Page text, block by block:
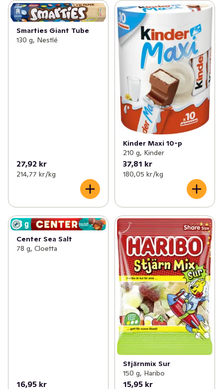
Smarties Giant Tube
130 g, Nestlé
27,92 kr
214,77 kr /kg
Kinder Maxi 10-p
210 g, Kinder
37,81 kr
180,05 kr /kg
Center Sea Salt
78 g, Cloetta
16,95 kr
Stjärnmix Sur
150 g, Haribo
15,95 kr